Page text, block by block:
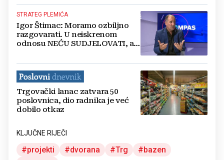
STRATEG PLEMIĆA
Igor Štimac: Moramo ozbiljno
razgovarati. U neiskrenom
odnosu NEĆU SUDJELOVATI, a
Trgovački lanac zatvara 50
poslovnica, dio radnika je već
dobilo otkaz
KLJUČNE RIJEČI
projekti dvorana Trg
bazen